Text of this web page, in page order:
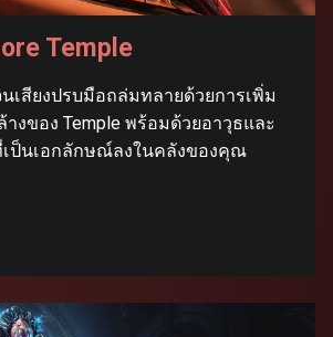
Temple
เสียงปรบมือถล่มทลายด้วยการเพิ่ม
งของ Temple พร้อมด้วยอาวุธและ
ป็นเอกลักษณ์ลงในคลังของคุณ